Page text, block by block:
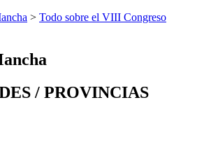
> Todo sobre el VIII Congreso
/ PROVINCIAS